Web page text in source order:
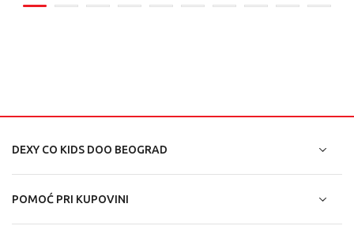
DEXY CO KIDS DOO BEOGRAD
POMOĆ PRI KUPOVINI